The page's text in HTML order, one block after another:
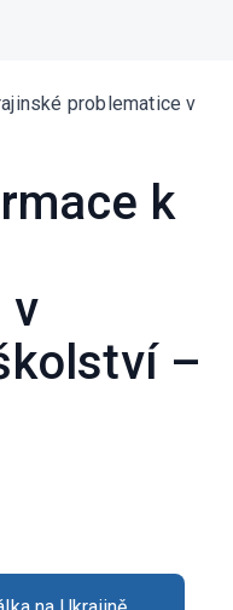
problematice v
k
v
–